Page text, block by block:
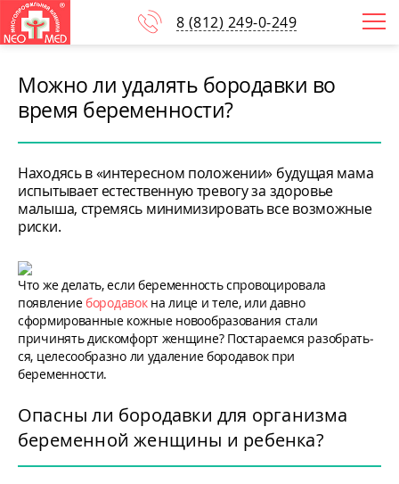
8 (812) 249-0-249
Можно ли удалять бородавки во
время беременности?
Находясь в «интересном положении» будущая мама
испытывает естественную тревогу за здоровье
малыша, стремясь минимизировать все возможные
риски.
Что же делать, если беременность спрово­ци­ро­вала
появлениебородавокна лице и теле, или давно
сформированные кожные новообразования стали
причинять дис­ком­форт женщине? Постараемся разоб­рать­
ся, целесообразно ли удаление бо­родавок при
беременности.
Опасны ли бородавки для организма
беременной женщины и ребенка?